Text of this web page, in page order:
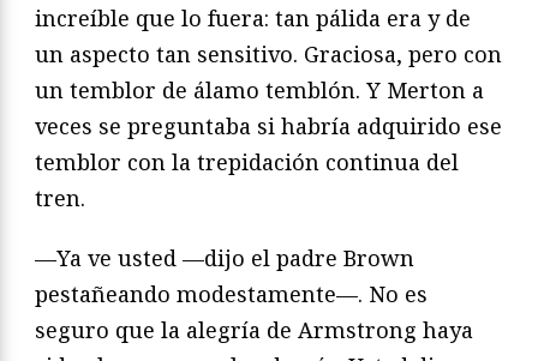
increíble que lo fuera: tan pálida era y de
un aspecto tan sensitivo. Graciosa, pero con
un temblor de álamo temblón. Y Merton a
veces se preguntaba si habría adquirido ese
temblor con la trepidación continua del
tren.
—Ya ve usted —dijo el padre Brown
pestañeando modestamente—. No es
seguro que la alegría de Armstrong haya